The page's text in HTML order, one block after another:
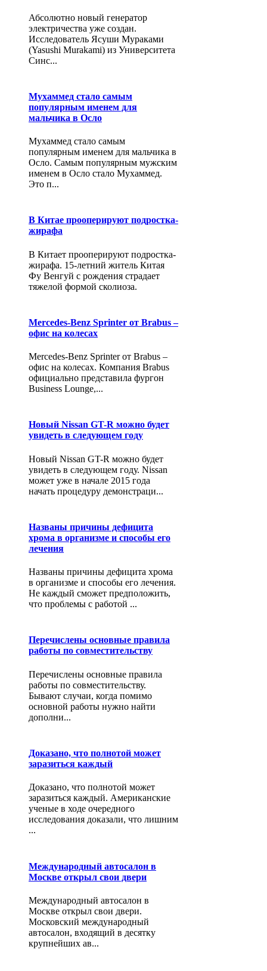
Абсолютно новый генератор
электричества уже создан.
Исследователь Ясуши Мураками
(Yasushi Murakami) из Университета
Синс...
Мухаммед стало самым
популярным именем для
мальчика в Осло
Мухаммед стало самым
популярным именем для мальчика в
Осло. Самым популярным мужским
именем в Осло стало Мухаммед.
Это п...
В Китае прооперируют подростка-
жирафа
В Китает прооперируют подростка-
жирафа. 15-летний житель Китая
Фу Венгуй с рождения страдает
тяжелой формой сколиоза.
Mercedes-Benz Sprinter от Brabus –
офис на колесах
Mercedes-Benz Sprinter от Brabus –
офис на колесах. Компания Brabus
официально представила фургон
Business Lounge,...
Новый Nissan GT-R можно будет
увидеть в следующем году
Новый Nissan GT-R можно будет
увидеть в следующем году. Nissan
может уже в начале 2015 года
начать процедуру демонстраци...
Названы причины дефицита
хрома в организме и способы его
лечения
Названы причины дефицита хрома
в организме и способы его лечения.
Не каждый сможет предположить,
что проблемы с работой ...
Перечислены основные правила
работы по совместительству
Перечислены основные правила
работы по совместительству.
Бывают случаи, когда помимо
основной работы нужно найти
дополни...
Доказано, что полнотой может
заразиться каждый
Доказано, что полнотой может
заразиться каждый. Американские
ученые в ходе очередного
исследования доказали, что лишним
...
Международный автосалон в
Москве открыл свои двери
Международный автосалон в
Москве открыл свои двери.
Московский международный
автосалон, входящий в десятку
крупнейших ав...